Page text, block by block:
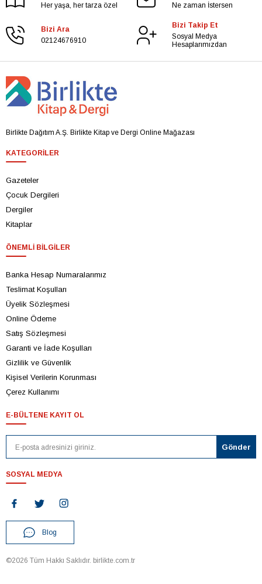
Her yaşa, her tarza özel
Ne zaman İstersen
Bizi Ara
02124676910
Bizi Takip Et
Sosyal Medya
Hesaplarımızdan
Birlikte Dağıtım A.Ş. Birlikte Kitap ve Dergi Online Mağazası
KATEGORILER
Gazeteler
Çocuk Dergileri
Dergiler
Kitaplar
ÖNEMLI BILGILER
Banka Hesap Numaralarımız
Teslimat Koşulları
Üyelik Sözleşmesi
Online Ödeme
Satış Sözleşmesi
Garanti ve İade Koşulları
Gizlilik ve Güvenlik
Kişisel Verilerin Korunması
Çerez Kullanımı
E-BÜLTENE KAYIT OL
SOSYAL MEDYA
Blog
©2026 Tüm Hakkı Saklıdır. birlikte.com.tr